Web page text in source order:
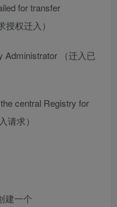
for transfer
权迁入）
Administrator （迁入已
central Registry for
请求）
建一个